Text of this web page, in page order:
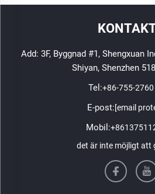
Add: 3F, Byggnad #1, Shengxuan
Shiyan, Shenzhen
Tel:+86-755-2760
E-post:[email
Mobil:
det är inte möjligt att